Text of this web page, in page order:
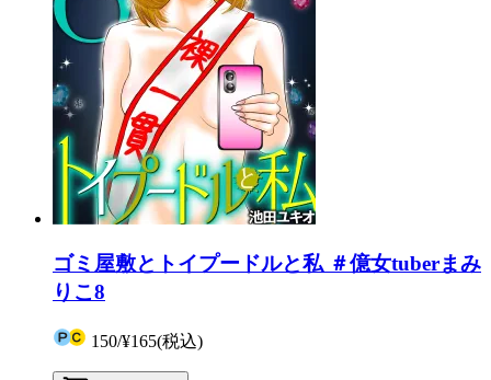
ゴミ屋敷とトイプードルと私 ＃億女tuberまみ
りこ8
150/¥165(税込)